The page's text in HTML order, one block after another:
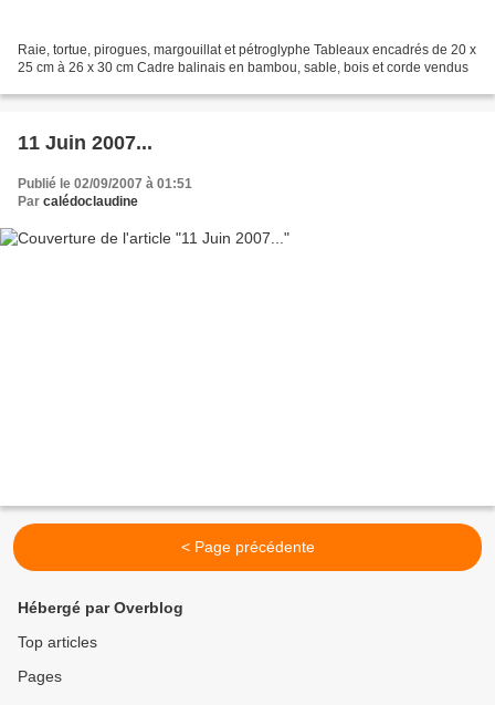
Raie, tortue, pirogues, margouillat et pétroglyphe Tableaux encadrés de 20 x
25 cm à 26 x 30 cm Cadre balinais en bambou, sable, bois et corde vendus
11 Juin 2007...
Publié le 02/09/2007 à 01:51
Par calédoclaudine
< Page précédente
Hébergé par Overblog
Top articles
Pages